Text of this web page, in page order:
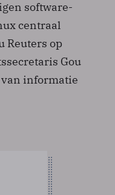
software-
centraal
Reuters op
Gou
informatie